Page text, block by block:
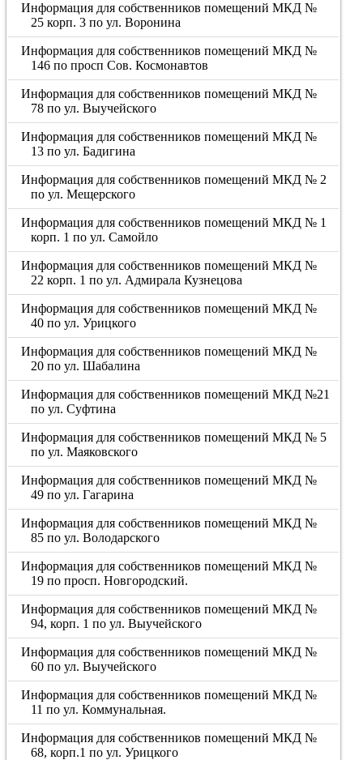
Информация для собственников помещений МКД №
25 корп. 3 по ул. Воронина
Информация для собственников помещений МКД №
146 по просп Сов. Космонавтов
Информация для собственников помещений МКД №
78 по ул. Выучейского
Информация для собственников помещений МКД №
13 по ул. Бадигина
Информация для собственников помещений МКД № 2
по ул. Мещерского
Информация для собственников помещений МКД № 1
корп. 1 по ул. Самойло
Информация для собственников помещений МКД №
22 корп. 1 по ул. Адмирала Кузнецова
Информация для собственников помещений МКД №
40 по ул. Урицкого
Информация для собственников помещений МКД №
20 по ул. Шабалина
Информация для собственников помещений МКД №21
по ул. Суфтина
Информация для собственников помещений МКД № 5
по ул. Маяковского
Информация для собственников помещений МКД №
49 по ул. Гагарина
Информация для собственников помещений МКД №
85 по ул. Володарского
Информация для собственников помещений МКД №
19 по просп. Новгородский.
Информация для собственников помещений МКД №
94, корп. 1 по ул. Выучейского
Информация для собственников помещений МКД №
60 по ул. Выучейского
Информация для собственников помещений МКД №
11 по ул. Коммунальная.
Информация для собственников помещений МКД №
68, корп.1 по ул. Урицкого